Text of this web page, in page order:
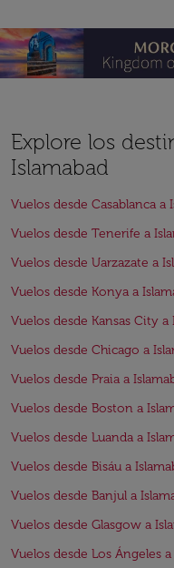
Explore los
Islamabad
Vuelos desde Casablanca a
Vuelos desde Tenerife a
Vuelos desde Uarzazate a
Vuelos desde Konya a
Vuelos desde Kansas City a
Vuelos desde Chicago a
Vuelos desde Praia a
Vuelos desde Boston a
Vuelos desde Luanda a
Vuelos desde Bisáu a
Vuelos desde Banjul a
Vuelos desde Glasgow a
Vuelos desde Los Ángeles